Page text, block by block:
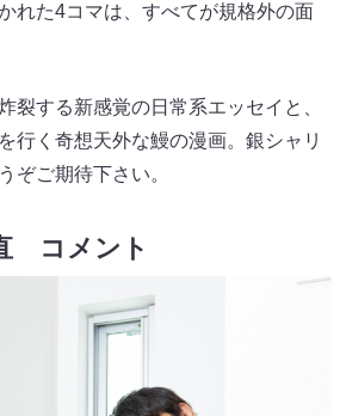
れた4コマは、すべてが規格外の面
裂する新感覚の日常系エッセイと、
行く奇想天外な鰻の漫画。銀シャリ
ぞご期待下さい。
コメント